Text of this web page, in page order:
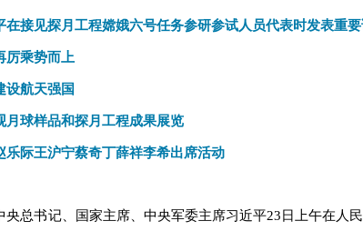
在接见探月工程嫦娥六号任务参研参试人员代表时发表重
厉乘势而上
设航天强国
月球样品和探月工程成果展览
乐际王沪宁蔡奇丁薛祥李希出席活动
央总书记、国家主席、中央军委主席习近平23日上午在人